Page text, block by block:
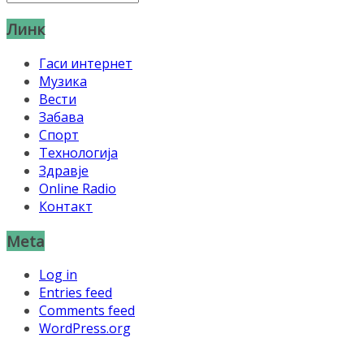
Линк
Гаси интернет
Музика
Вести
Забава
Спорт
Технологија
Здравје
Online Radio
Контакт
Meta
Log in
Entries feed
Comments feed
WordPress.org